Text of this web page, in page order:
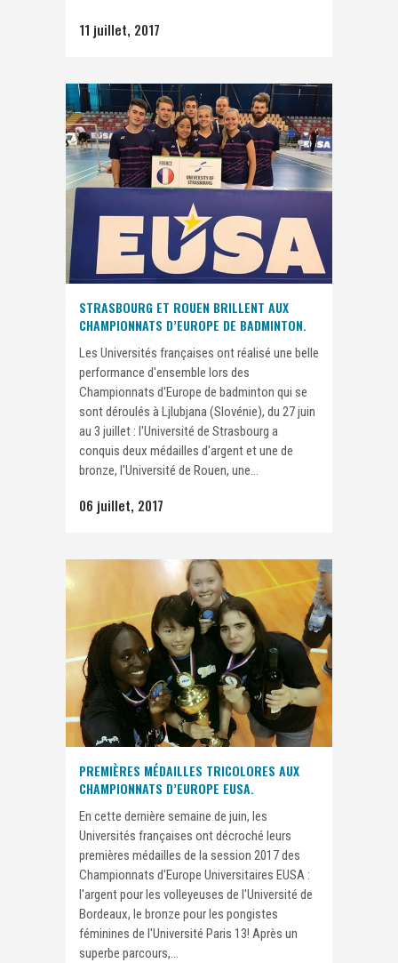
11 juillet, 2017
STRASBOURG ET ROUEN BRILLENT AUX
CHAMPIONNATS D’EUROPE DE BADMINTON.
Les Universités françaises ont réalisé une belle
performance d'ensemble lors des
Championnats d'Europe de badminton qui se
sont déroulés à Ljlubjana (Slovénie), du 27 juin
au 3 juillet : l'Université de Strasbourg a
conquis deux médailles d'argent et une de
bronze, l'Université de Rouen, une...
06 juillet, 2017
PREMIÈRES MÉDAILLES TRICOLORES AUX
CHAMPIONNATS D’EUROPE EUSA.
En cette dernière semaine de juin, les
Universités françaises ont décroché leurs
premières médailles de la session 2017 des
Championnats d'Europe Universitaires EUSA :
l'argent pour les volleyeuses de l'Université de
Bordeaux, le bronze pour les pongistes
féminines de l'Université Paris 13! Après un
superbe parcours,...